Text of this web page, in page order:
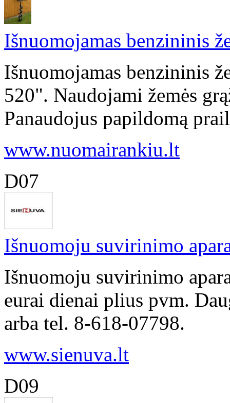
Išnuomojamas benzininis
Išnuomojamas benzininis
520". Naudojami žemės
Panaudojus papildomą
www.nuomairankiu.lt
D07
Išnuomoju suvirinimo
Išnuomoju suvirinimo
eurai dienai plius pvm.
arba tel. 8-618-07798.
www.sienuva.lt
D09